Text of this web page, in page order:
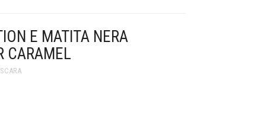
E MATITA NERA
CARAMEL